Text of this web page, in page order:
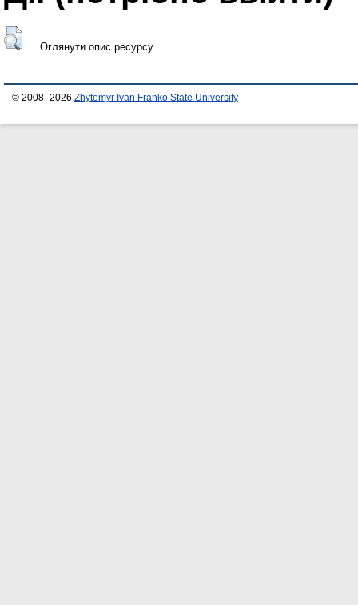
Оглянути опис ресурсу
© 2008–2026 Zhytomyr Ivan Franko State University